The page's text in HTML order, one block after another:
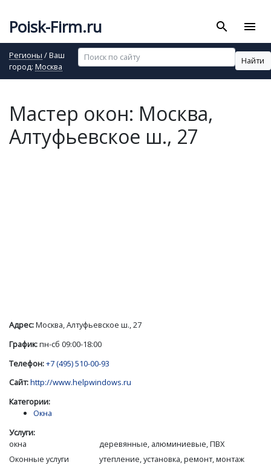
Poisk-Firm.ru search menu
Регионы / Ваш
город: Москва
Найти
Мастер окон: Москва,
Алтуфьевское ш., 27
Адрес:Москва, Алтуфьевское ш., 27
График:пн-сб 09:00-18:00
Телефон:+7 (495) 510-00-93
Сайт:http://www.helpwindows.ru
Категории:
Окна
Услуги:
окна
деревянные, алюминиевые, ПВХ
Оконные услуги
утепление, установка, ремонт, монтаж